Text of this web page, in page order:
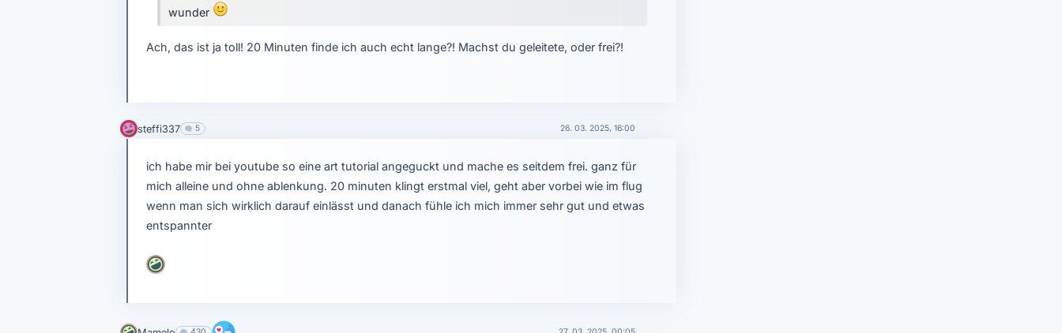
wunder
Ach, das ist ja toll! 20 Minuten finde ich auch echt lange?! Machst du geleitete, oder frei?!
steffi337 5 26. 03. 2025, 16:00
ich habe mir bei youtube so eine art tutorial angeguckt und mache es seitdem frei. ganz für
mich alleine und ohne ablenkung. 20 minuten klingt erstmal viel, geht aber vorbei wie im flug
wenn man sich wirklich darauf einlässt und danach fühle ich mich immer sehr gut und etwas
entspannter